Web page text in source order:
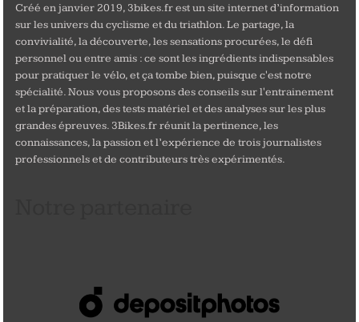
Créé en janvier 2019, 3bikes.fr est un site internet d’information
sur les univers du cyclisme et du triathlon. Le partage, la
convivialité, la découverte, les sensations procurées, le défi
personnel ou entre amis : ce sont les ingrédients indispensables
pour pratiquer le vélo, et ça tombe bien, puisque c'est notre
spécialité. Nous vous proposons des conseils sur l'entrainement
et la préparation, des tests matériel et des analyses sur les plus
grandes épreuves. 3Bikes.fr réunit la pertinence, les
connaissances, la passion et l’expérience de trois journalistes
professionnels et de contributeurs très expérimentés.